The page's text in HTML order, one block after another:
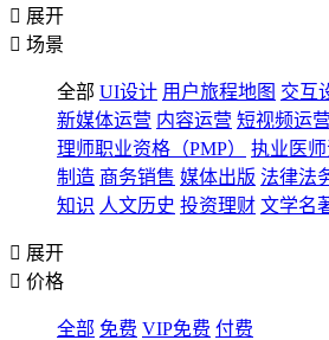
 展开
 场景
全部 UI设计 用户旅程地图 交互
新媒体运营 内容运营 短视频运营
理师职业资格（PMP）
执业医
制造 商务销售 媒体出版 法律法
知识 人文历史 投资理财 文学名
 展开
 价格
全部 免费 VIP免费 付费